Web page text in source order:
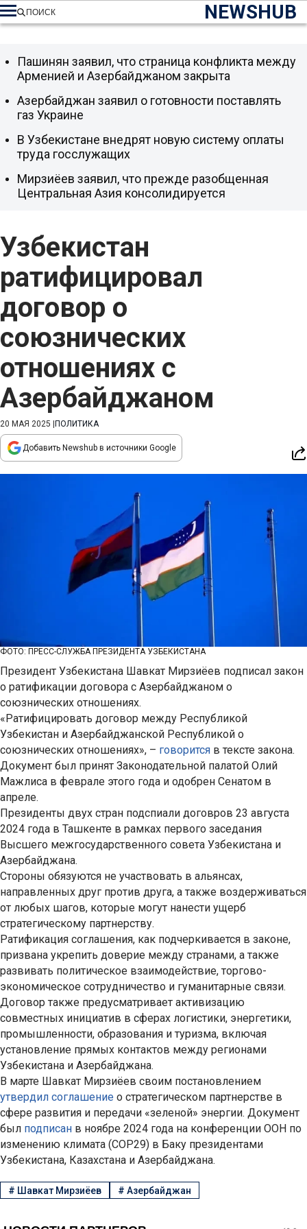
NEWSHUB
ПОИСК
Узбекистан
ратифицировал
договор о
союзнических
отношениях с
Азербайджаном
20 МАЯ 2025 ПОЛИТИКА
Добавить Newshub в источники Google
ФОТО: ПРЕСС-СЛУЖБА ПРЕЗИДЕНТА УЗБЕКИСТАНА
Президент Узбекистана Шавкат Мирзиёев подписал закон
о ратификации договора с Азербайджаном о
союзнических отношениях.
«Ратифицировать договор между Республикой
Узбекистан и Азербайджанской Республикой о
союзнических отношениях», – говорится в тексте закона.
Документ был принят Законодательной палатой Олий
Мажлиса в феврале этого года и одобрен Сенатом в
апреле.
Президенты двух стран подспиали договров 23 августа
2024 года в Ташкенте в рамках первого заседания
Высшего межгосударственного совета Узбекистана и
Азербайджана.
Стороны обязуются не участвовать в альянсах,
направленных друг против друга, а также воздерживаться
от любых шагов, которые могут нанести ущерб
стратегическому партнерству.
Ратификация соглашения, как подчеркивается в законе,
призвана укрепить доверие между странами, а также
развивать политическое взаимодействие, торгово-
экономическое сотрудничество и гуманитарные связи.
Договор также предусматривает активизацию
совместных инициатив в сферах логистики, энергетики,
промышленности, образования и туризма, включая
установление прямых контактов между регионами
Узбекистана и Азербайджана.
В марте Шавкат Мирзиёев своим постановлением
утвердил соглашение о стратегическом партнерстве в
сфере развития и передачи «зеленой» энергии. Документ
был подписан в ноябре 2024 года на конференции ООН по
изменению климата (COP29) в Баку президентами
Узбекистана, Казахстана и Азербайджана.
Пашинян заявил, что страница конфликта между
Арменией и Азербайджаном закрыта
Азербайджан заявил о готовности поставлять
газ Украине
В Узбекистане внедрят новую систему оплаты
труда госслужащих
Мирзиёев заявил, что прежде разобщенная
Центральная Азия консолидируется
# Шавкат Мирзиёев # Азербайджан